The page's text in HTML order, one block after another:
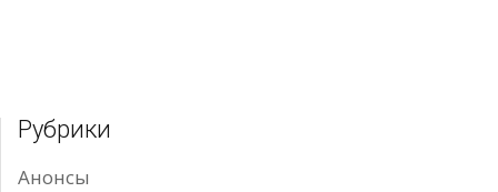
Рубрики
Анонсы